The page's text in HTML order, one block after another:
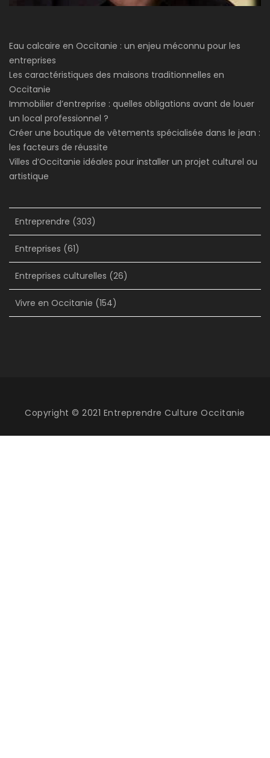
Eau calcaire en Occitanie : un enjeu méconnu pour les
entreprises
Les caractéristiques des maisons traditionnelles en
Occitanie
Immobilier d’entreprise : quelles obligations avant de louer
un local professionnel ?
Créer une boutique de vêtements spécialisée dans le jean :
les facteurs de réussite
Villes d’Occitanie idéales pour installer un projet culturel ou
artistique
Entreprendre (303)
Entreprises (61)
Entreprises culturelles (26)
Vivre en Occitanie (154)
Copyright © 2021 Entreprendre Culture Occitanie